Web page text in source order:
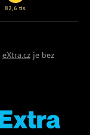
82,6 tis.
eXtra.cz je bez